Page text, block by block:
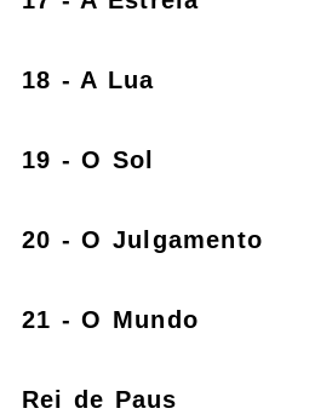
18 - A Lua
19 - O Sol
20 - O Julgamento
21 - O Mundo
Rei de Paus